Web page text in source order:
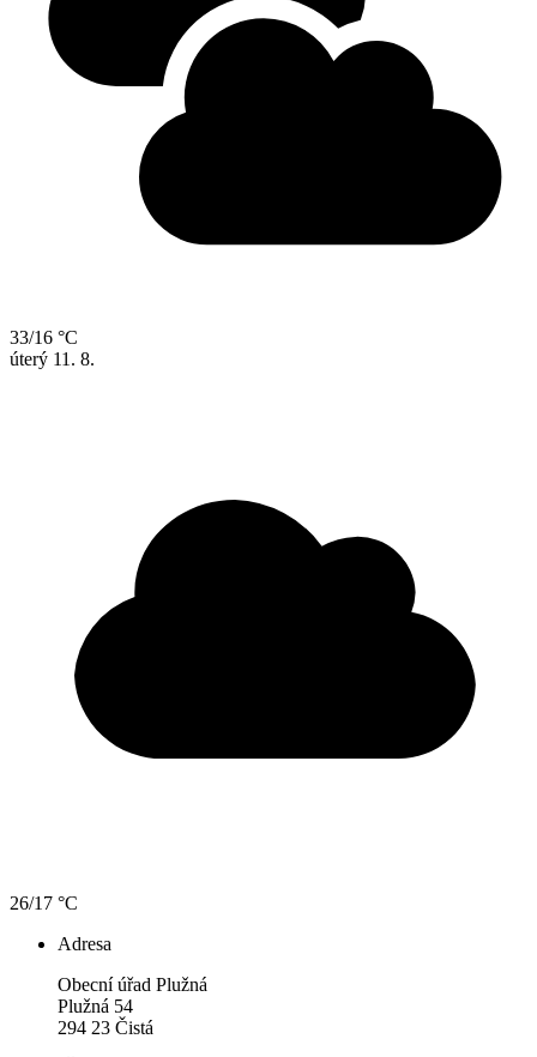
33/16 °C
úterý 11. 8.
26/17 °C
Adresa
Obecní úřad Plužná
Plužná 54
294 23 Čistá